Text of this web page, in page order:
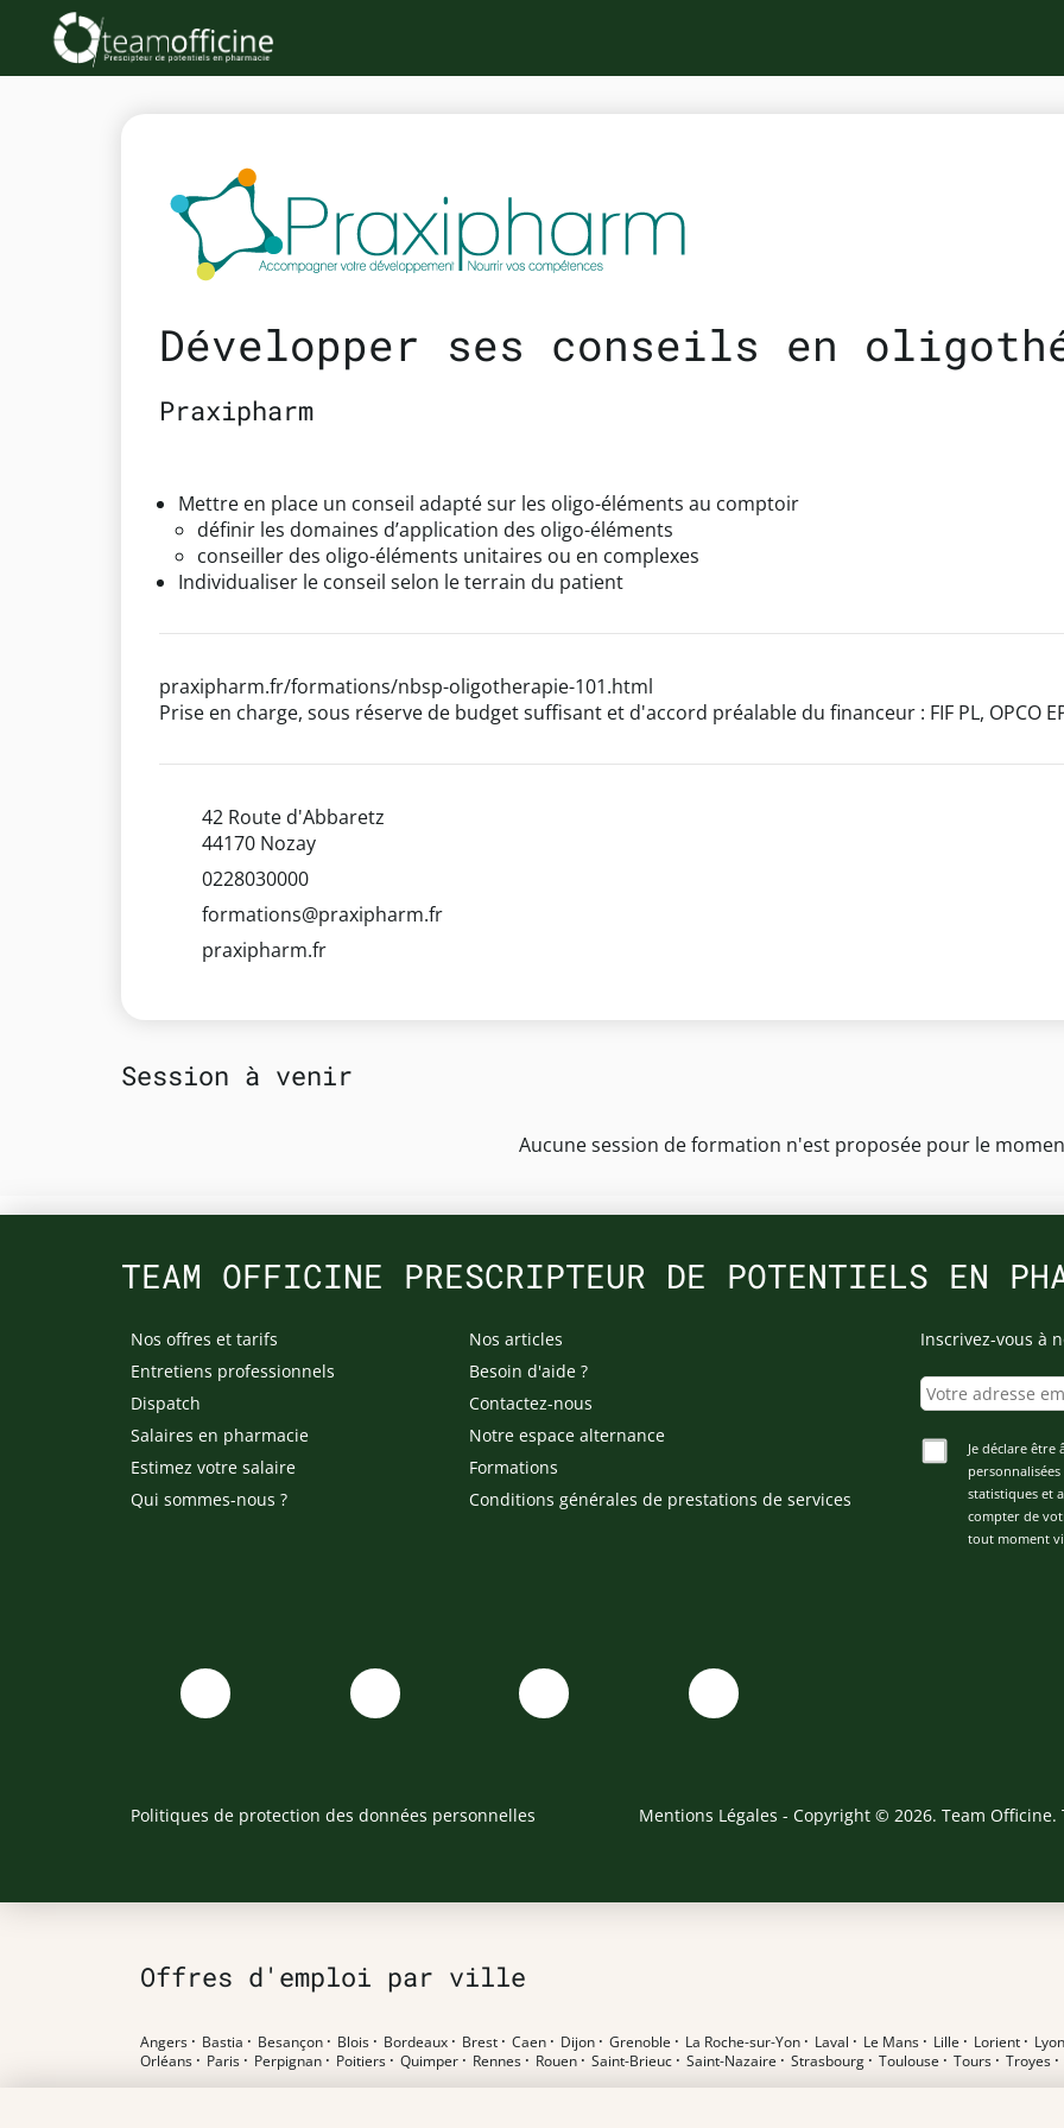
Développer ses conseils en
Praxipharm
Mettre en place un conseil adapté sur les oligo-éléments au comptoir
définir les domaines d’application des oligo-éléments
conseiller des oligo-éléments unitaires ou en complexes
Individualiser le conseil selon le terrain du patient
praxipharm.fr/formations/nbsp-oligotherapie-101.html
Prise en charge, sous réserve de budget suffisant et d'accord préalable du financeur : FIF PL, OPCO
42 Route d'Abbaretz
44170 Nozay
0228030000
formations@praxipharm.fr
praxipharm.fr
Session à venir
Aucune session de formation n'est proposée pour le
TEAM OFFICINE PRESCRIPTEUR DE POTENTIELS EN
Nos offres et tarifs
Entretiens professionnels
Dispatch
Salaires en pharmacie
Estimez votre salaire
Qui sommes-nous ?
Nos articles
Besoin d'aide ?
Contactez-nous
Notre espace alternance
Formations
Conditions générales de prestations de services
Inscrivez-vous à
Je déclare être
statistiques et
compter de
tout moment
Politiques de protection des données personnelles Mentions Légales - Copyright © 2026. Team Officine.
Offres d'emploi par ville
Angers · Bastia · Besançon · Blois · Bordeaux · Brest · Caen · Dijon · Grenoble · La Roche-sur-Yon · Laval · Le Mans · Lille · Lorient · Lyon
Orléans · Paris · Perpignan · Poitiers · Quimper · Rennes · Rouen · Saint-Brieuc · Saint-Nazaire · Strasbourg · Toulouse · Tours · Troyes ·